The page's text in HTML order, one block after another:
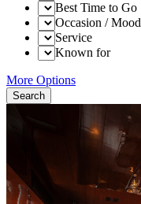
Best Time to Go
Occasion / Mood
Service
Known for
More Options
Search